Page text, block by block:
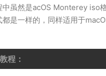
中虽然是acOS Monterey iso
是一样的，同样适用于
程：